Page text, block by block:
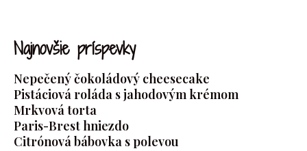
Najnovšie príspevky
Nepečený čokoládový cheesecake
Pistáciová roláda s jahodovým krémom
Mrkvová torta
Paris-Brest hniezdo
Citrónová bábovka s polevou